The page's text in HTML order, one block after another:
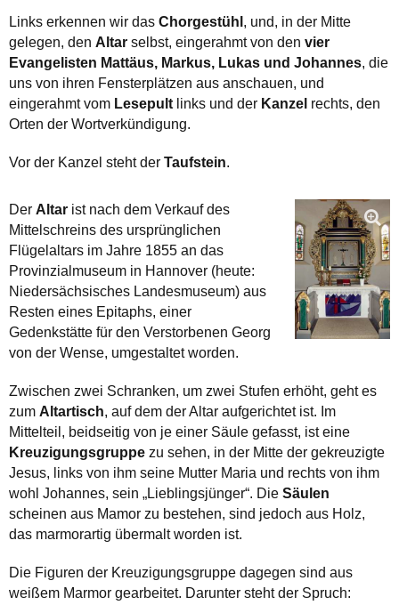
Links erkennen wir das Chorgestühl , und, in der Mitte
gelegen, den Altar selbst, eingerahmt von den vier
Evangelisten Mattäus, Markus, Lukas und Johannes, die
uns von ihren Fensterplätzen aus anschauen, und
eingerahmt vom Lesepult links und der Kanzel rechts, den
Orten der Wortverkündigung.
Vor der Kanzel steht der Taufstein.
Der Altar ist nach dem Verkauf des
Mittelschreins des ursprünglichen
Flügelaltars im Jahre 1855 an das
Provinzialmuseum in Hannover (heute:
Niedersächsisches Landesmuseum) aus
Resten eines Epitaphs, einer
Gedenkstätte für den Verstorbenen Georg
von der Wense, umgestaltet worden.
Zwischen zwei Schranken, um zwei Stufen erhöht, geht es
zum Altartisch, auf dem der Altar aufgerichtet ist. Im
Mittelteil, beidseitig von je einer Säule gefasst, ist eine
Kreuzigungsgruppe zu sehen, in der Mitte der gekreuzigte
Jesus, links von ihm seine Mutter Maria und rechts von ihm
wohl Johannes, sein „Lieblingsjünger“. Die Säulen
scheinen aus Mamor zu bestehen, sind jedoch aus Holz,
das marmorartig übermalt worden ist.
Die Figuren der Kreuzigungsgruppe dagegen sind aus
weißem Marmor gearbeitet. Darunter steht der Spruch: